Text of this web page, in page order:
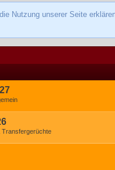
Nutzung unserer Seite
Transfergerüchte